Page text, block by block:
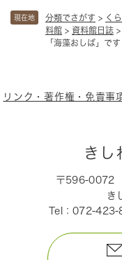
現在地 分類でさがす > く
料館 > 資料館日誌 >
「海藻おしば」です
リンク・著作権・免責事
きし
〒596-0072
き
Tel：072-423-